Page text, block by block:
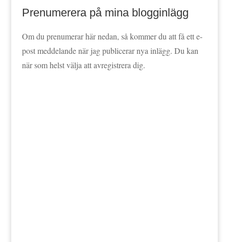
Prenumerera på mina blogginlägg
Om du prenumerar här nedan, så kommer du att få ett e-
post meddelande när jag publicerar nya inlägg. Du kan
när som helst välja att avregistrera dig.